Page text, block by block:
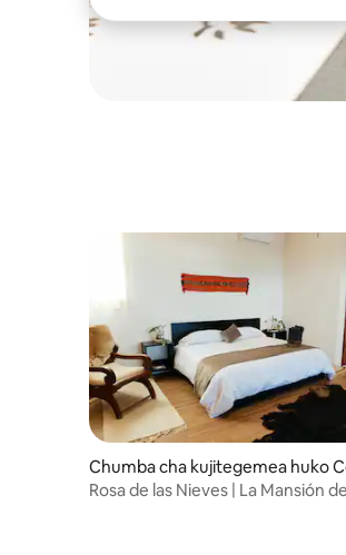
Chumba cha kujitegemea huko
matepec de Bravo
Rosa de las Nieves | La Mansión